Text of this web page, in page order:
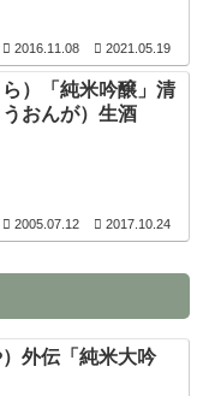
2016.11.08 2021.05.19
）「純米吟醸」清
おんが）生酒
2005.07.12 2017.10.24
外伝「純米大吟